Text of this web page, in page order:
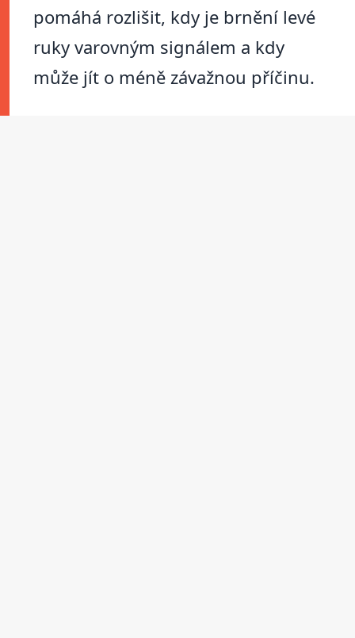
pomáhá rozlišit, kdy je brnění levé
ruky varovným signálem a kdy
může jít o méně závažnou příčinu.